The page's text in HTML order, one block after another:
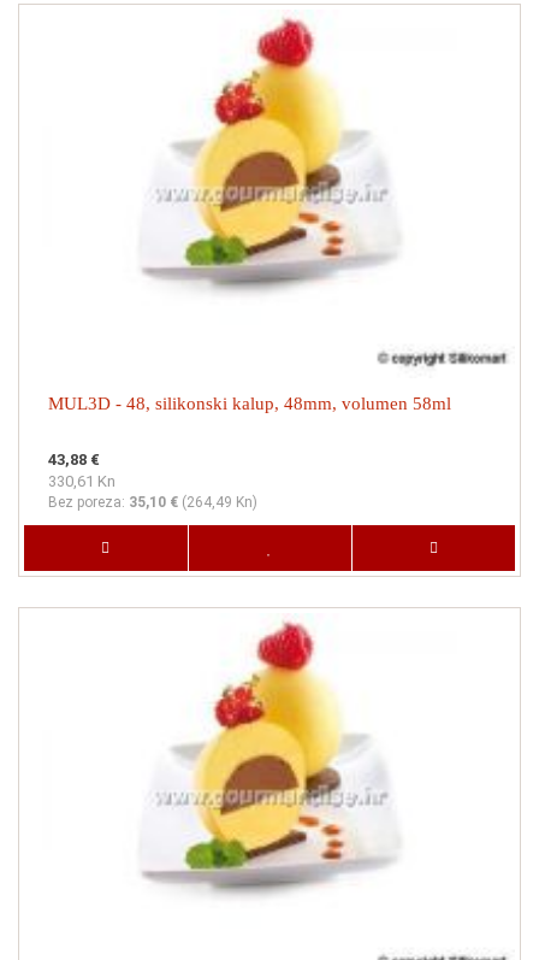
MUL3D - 48, silikonski kalup, 48mm, volumen 58ml
43,88 €
330,61 Kn
Bez poreza: 35,10 € (264,49 Kn)